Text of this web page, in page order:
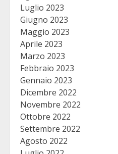
Luglio 2023
Giugno 2023
Maggio 2023
Aprile 2023
Marzo 2023
Febbraio 2023
Gennaio 2023
Dicembre 2022
Novembre 2022
Ottobre 2022
Settembre 2022
Agosto 2022